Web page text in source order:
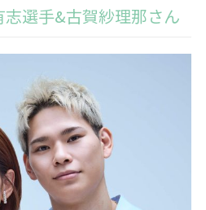
選手&古賀紗理那さん